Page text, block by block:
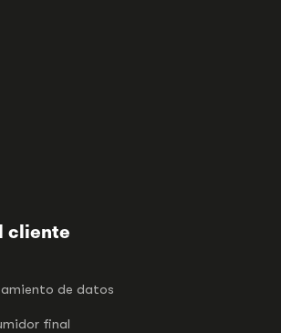
cliente
de datos
final